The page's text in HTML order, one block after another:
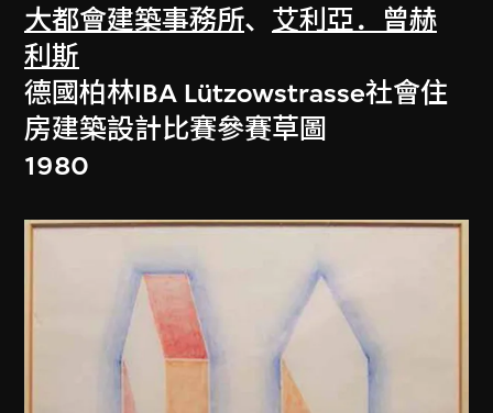
大都會建築事務所、 艾利亞．曾赫
利斯
德國柏林IBA Lützowstrasse社會住
房建築設計比賽參賽草圖
1980